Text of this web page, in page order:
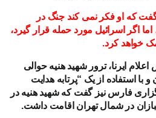
گفت که او فکر نمی کند جنگ در
اما اگر اسرائیل مورد حمله قرار گیرد،
خواهد کرد.
ایرنا، ترور شهید هنیهحوالی
و با استفاده از یک “پرتابه هدایت
فارس نیز گفت که شهید هنیه در
در شمال تهران اقامت داشت.